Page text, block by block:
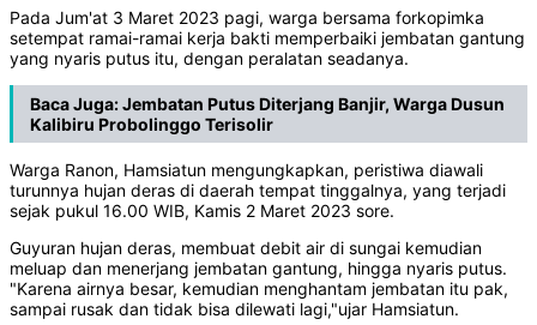
Pada Jum'at 3 Maret 2023 pagi, warga bersama forkopimka
setempat ramai-ramai kerja bakti memperbaiki jembatan gantung
yang nyaris putus itu, dengan peralatan seadanya.
Baca Juga:Jembatan Putus Diterjang Banjir, Warga Dusun
Kalibiru Probolinggo Terisolir
Warga Ranon, Hamsiatun mengungkapkan, peristiwa diawali
turunnya hujan deras di daerah tempat tinggalnya, yang terjadi
sejak pukul 16.00 WIB, Kamis 2 Maret 2023 sore.
Guyuran hujan deras, membuat debit air di sungai kemudian
meluap dan menerjang jembatan gantung, hingga nyaris putus.
"Karena airnya besar, kemudian menghantam jembatan itu pak,
sampai rusak dan tidak bisa dilewati lagi,"ujar Hamsiatun.